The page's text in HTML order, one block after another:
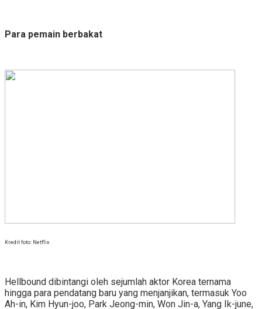
Para pemain berbakat
Kredit foto: Netflix
Hellbound dibintangi oleh sejumlah aktor Korea ternama
hingga para pendatang baru yang menjanjikan, termasuk Yoo
Ah-in, Kim Hyun-joo, Park Jeong-min, Won Jin-a, Yang Ik-june,